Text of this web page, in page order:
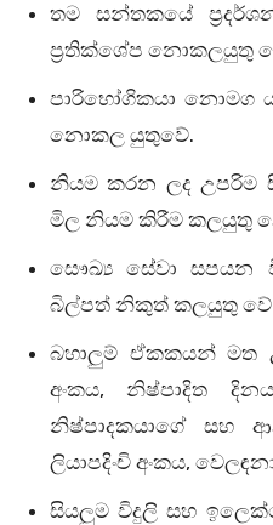
තම සන්තකයේ
ප්‍රතික්ශේප නොකලයුතු
පාරිභෝගිකයා නොමග
නොකල යුතුවේ.
නියම කරන ලද උපරිම
මිල නියම කිරීම කලයුතු
සෞඛ්‍ය සේවා සපයන
බිල්පත් නිකුත් කලයුතු
බහාලුම් ඒකකයන් මත
අංකය, නිෂ්පාදිත
නිෂ්පාදකයාගේ සහ
ලියාපදිංචි අංකය,
සියලුම විදුලි සහ